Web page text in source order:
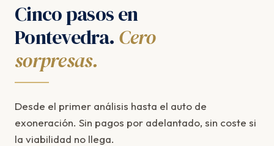
Cinco pasos en
Pontevedra. Cero
sorpresas.
Desde el primer análisis hasta el auto de
exoneración. Sin pagos por adelantado, sin coste si
la viabilidad no llega.